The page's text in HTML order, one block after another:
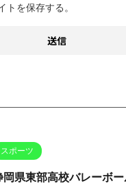
トを保存する。
スポーツ
岡県東部高校バレーボ